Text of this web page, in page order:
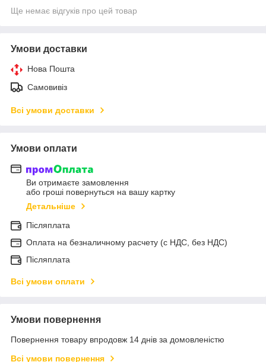
Ще немає відгуків про цей товар
Умови доставки
Нова Пошта
Самовивіз
Всі умови доставки
Умови оплати
Ви отримаєте замовлення
або гроші повернуться на вашу картку
Детальніше
Післяплата
Оплата на безналичному расчету (с НДС, без НДС)
Післяплата
Всі умови оплати
Умови повернення
Повернення товару впродовж 14 днів за домовленістю
Всі умови повернення